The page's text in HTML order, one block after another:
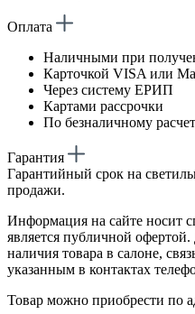
Оплата
Наличными при
Карточкой VISA или
Через систему ЕРИП
Картами рассрочки
По безналичному
Гарантия
Гарантийный срок на
продажи.
Информация на сайте носит
является публичной
наличия товара в салоне,
указанным в контактах
Товар можно приобрести по